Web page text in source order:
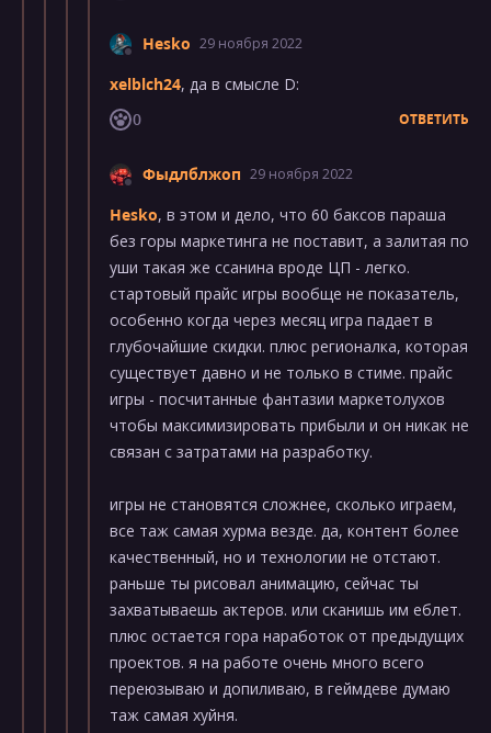
Hesko 29 ноября 2022
xelblch24, да в смысле D:
0
ОТВЕТИТЬ
Фыдлблжоп 29 ноября 2022
Hesko, в этом и дело, что 60 баксов параша
без горы маркетинга не поставит, а залитая по
уши такая же ссанина вроде ЦП - легко.
стартовый прайс игры вообще не показатель,
особенно когда через месяц игра падает в
глубочайшие скидки. плюс регионалка, которая
существует давно и не только в стиме. прайс
игры - посчитанные фантазии маркетолухов
чтобы максимизировать прибыли и он никак не
связан с затратами на разработку.
игры не становятся сложнее, сколько играем,
все таж самая хурма везде. да, контент более
качественный, но и технологии не отстают.
раньше ты рисовал анимацию, сейчас ты
захватываешь актеров. или сканишь им еблет.
плюс остается гора наработок от предыдущих
проектов. я на работе очень много всего
переюзываю и допиливаю, в геймдеве думаю
таж самая хуйня.